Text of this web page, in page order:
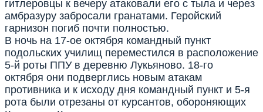
гитлеровцы к вечеру атаковали его с тыла и через
амбразуру забросали гранатами. Геройский
гарнизон погиб почти полностью.
В ночь на 17-ое октября командный пункт
подольских училищ переместился в расположение
5-й роты ППУ в деревню Лукьяново. 18-го
октября они подверглись новым атакам
противника и к исходу дня командный пункт и 5-я
рота были отрезаны от курсантов, обороняющих